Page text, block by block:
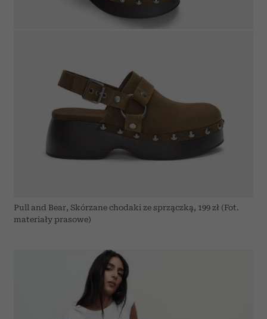
Pull and Bear, Skórzane chodaki ze sprzączką, 199 zł (Fot.
materiały prasowe)